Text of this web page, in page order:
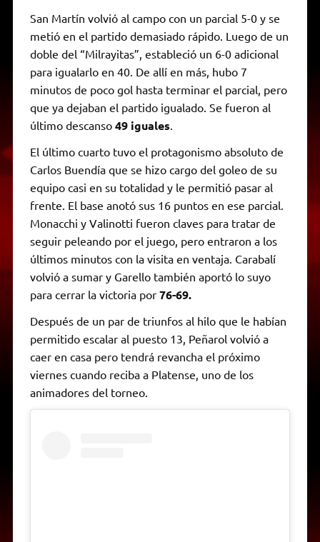
San Martín volvió al campo con un parcial 5-0 y se
metió en el partido demasiado rápido. Luego de un
doble del “Milrayitas”, estableció un 6-0 adicional
para igualarlo en 40. De allí en más, hubo 7
minutos de poco gol hasta terminar el parcial, pero
que ya dejaban el partido igualado. Se fueron al
último descanso49 iguales.
El último cuarto tuvo el protagonismo absoluto de
Carlos Buendía que se hizo cargo del goleo de su
equipo casi en su totalidad y le permitió pasar al
frente. El base anotó sus 16 puntos en ese parcial.
Monacchi y Valinotti fueron claves para tratar de
seguir peleando por el juego, pero entraron a los
últimos minutos con la visita en ventaja. Carabalí
volvió a sumar y Garello también aportó lo suyo
para cerrar la victoria por76-69.
Después de un par de triunfos al hilo que le habían
permitido escalar al puesto 13, Peñarol volvió a
caer en casa pero tendrá revancha el próximo
viernes cuando reciba a Platense, uno de los
animadores del torneo.